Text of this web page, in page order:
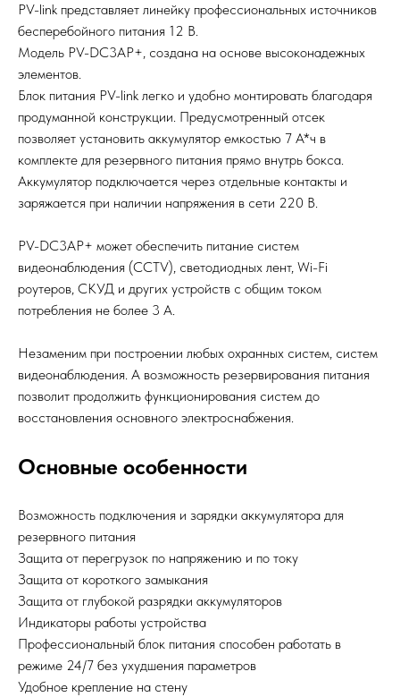
PV-link представляет линейку профессиональных источников
бесперебойного питания 12 В.
Модель PV-DC3AP+, создана на основе высоконадежных
элементов.
Блок питания PV-link легко и удобно монтировать благодаря
продуманной конструкции. Предусмотренный отсек
позволяет установить аккумулятор емкостью 7 A*ч в
комплекте для резервного питания прямо внутрь бокса.
Аккумулятор подключается через отдельные контакты и
заряжается при наличии напряжения в сети 220 В.
PV-DC3AP+ может обеспечить питание систем
видеонаблюдения (CCTV), светодиодных лент, Wi-Fi
роутеров, СКУД и других устройств с общим током
потребления не более 3 А.
Незаменим при построении любых охранных систем, систем
видеонаблюдения. А возможность резервирования питания
позволит продолжить функционирования систем до
восстановления основного электроснабжения.
Основные особенности
Возможность подключения и зарядки аккумулятора для
резервного питания
Защита от перегрузок по напряжению и по току
Защита от короткого замыкания
Защита от глубокой разрядки аккумуляторов
Индикаторы работы устройства
Профессиональный блок питания способен работать в
режиме 24/7 без ухудшения параметров
Удобное крепление на стену